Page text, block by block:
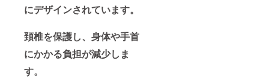
にデザインされています。
頚椎を保護し、身体や手首
にかかる負担が減少しま
す。